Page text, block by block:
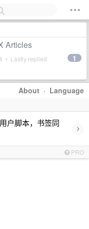
Articles
• Lastly replied
1
About · Language
户脚本，书签同
›
PRO